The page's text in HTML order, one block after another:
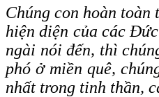
Chúng con hoàn
hiện diện của các
ngài nói đến, thì
phó ở miền quê,
nhất trong tinh thần,